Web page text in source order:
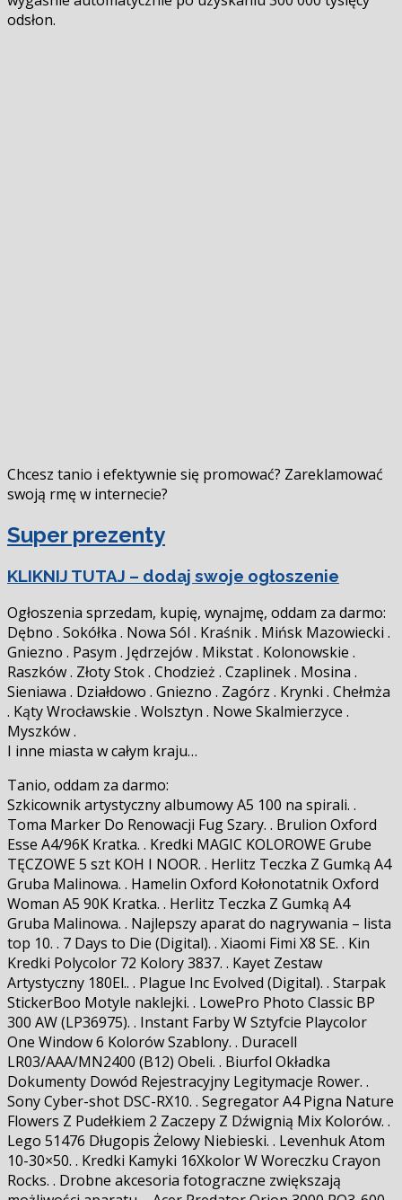
odsłon.
Chcesz tanio i efektywnie się promować? Zareklamować
swoją firmę w internecie?
Super prezenty
KLIKNIJ TUTAJ – dodaj swoje ogłoszenie
Ogłoszenia sprzedam, kupię, wynajmę, oddam za darmo:
Dębno . Sokółka . Nowa Sól . Kraśnik . Mińsk Mazowiecki .
Gniezno . Pasym . Jędrzejów . Mikstat . Kolonowskie .
Raszków . Złoty Stok . Chodzież . Czaplinek . Mosina .
Sieniawa . Działdowo . Gniezno . Zagórz . Krynki . Chełmża
. Kąty Wrocławskie . Wolsztyn . Nowe Skalmierzyce .
Myszków .
I inne miasta w całym kraju…
Tanio, oddam za darmo:
Szkicownik artystyczny albumowy A5 100 na spirali. .
Toma Marker Do Renowacji Fug Szary. . Brulion Oxford
Esse A4/96K Kratka. . Kredki MAGIC KOLOROWE Grube
TĘCZOWE 5 szt KOH I NOOR. . Herlitz Teczka Z Gumką A4
Gruba Malinowa. . Hamelin Oxford Kołonotatnik Oxford
Woman A5 90K Kratka. . Herlitz Teczka Z Gumką A4
Gruba Malinowa. . Najlepszy aparat do nagrywania – lista
top 10. . 7 Days to Die (Digital). . Xiaomi Fimi X8 SE. . Kin
Kredki Polycolor 72 Kolory 3837. . Kayet Zestaw
Artystyczny 180El.. . Plague Inc Evolved (Digital). . Starpak
StickerBoo Motyle naklejki. . LowePro Photo Classic BP
300 AW (LP36975). . Instant Farby W Sztyfcie Playcolor
One Window 6 Kolorów Szablony. . Duracell
LR03/AAA/MN2400 (B12) Obeli. . Biurfol Okładka
Dokumenty Dowód Rejestracyjny Legitymacje Rower. .
Sony Cyber-shot DSC-RX10. . Segregator A4 Pigna Nature
Flowers Z Pudełkiem 2 Zaczepy Z Dźwignią Mix Kolorów. .
Lego 51476 Długopis Żelowy Niebieski. . Levenhuk Atom
10-30×50. . Kredki Kamyki 16Xkolor W Woreczku Crayon
Rocks. . Drobne akcesoria fotograficzne zwiększają